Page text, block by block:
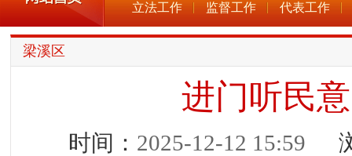
立法工作
监督工作 代表工作
梁溪区
进门听民
时间： 2025-12-12 15:59 浏